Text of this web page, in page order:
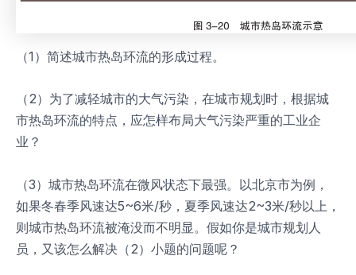
（1）简述城市热岛环流的形成过程。
（2）为了减轻城市的大气污染，在城市规划时，根据城
市热岛环流的特点，应怎样布局大气污染严重的工业企
业？
（3）城市热岛环流在微风状态下最强。以北京市为例，
如果冬春季风速达5~6米/秒，夏季风速达2~3米/秒以上，
则城市热岛环流被淹没而不明显。假如你是城市规划人
员，又该怎么解决（2）小题的问题呢？